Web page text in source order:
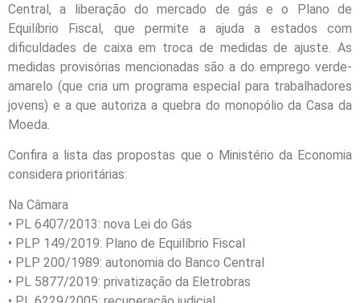
Central, a liberação do mercado de gás e o Plano de
Equilíbrio Fiscal, que permite a ajuda a estados com
dificuldades de caixa em troca de medidas de ajuste. As
medidas provisórias mencionadas são a do emprego verde-
amarelo (que cria um programa especial para trabalhadores
jovens) e a que autoriza a quebra do monopólio da Casa da
Moeda.
Confira a lista das propostas que o Ministério da Economia
considera prioritárias:
Na Câmara
• PL 6407/2013: nova Lei do Gás
• PLP 149/2019: Plano de Equilíbrio Fiscal
• PLP 200/1989: autonomia do Banco Central
• PL 5877/2019: privatização da Eletrobras